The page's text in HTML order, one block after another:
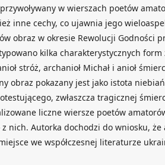
w wierszach poetów
inne cechy, co ujawnia jego
obraz w okresie Rewolucji Godności
kilka charakterystycznych form
stróż, archanioł Michał i anioł
obraz pokazany jest jako istota
zwłaszcza tragicznej
liczne wiersze poetów
nich. Autorka dochodzi do wniosku, że
we współczesnej literaturze